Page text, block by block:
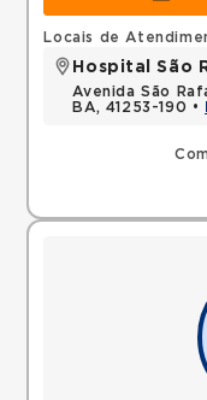
Locais de
Hospital São
Avenida São
BA, 41253-190 •